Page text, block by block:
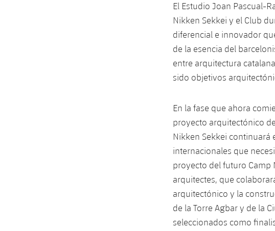
El Estudio Joan Pascual-
Nikken Sekkei y el Club
diferencial e innovador
de la esencia del
entre arquitectura
sido objetivos
En la fase que ahora
proyecto arquitectónico
Nikken Sekkei continuará
internacionales que
proyecto del futuro Camp
arquitectes, que
arquitectónico y la
de la Torre Agbar y de la
seleccionados como